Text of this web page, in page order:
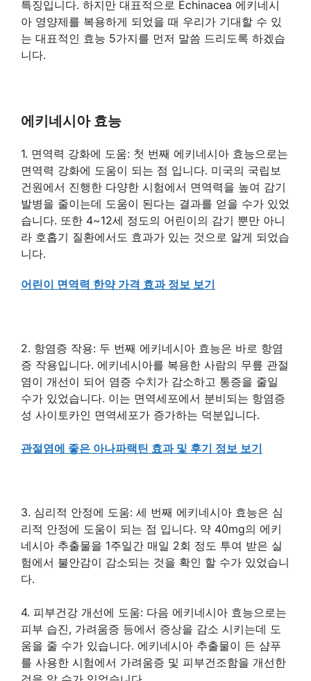
특징입니다. 하지만 대표적으로 Echinacea 에키네시
아 영양제를 복용하게 되었을 때 우리가 기대할 수 있
는 대표적인 효능 5가지를 먼저 말씀 드리도록 하겠습
니다.
에키네시아 효능
1. 면역력 강화에 도움: 첫 번째 에키네시아 효능으로는
면역력 강화에 도움이 되는 점 입니다. 미국의 국립보
건원에서 진행한 다양한 시험에서 면역력을 높여 감기
발병을 줄이는데 도움이 된다는 결과를 얻을 수가 있었
습니다. 또한 4~12세 정도의 어린이의 감기 뿐만 아니
라 호홉기 질환에서도 효과가 있는 것으로 알게 되었습
니다.
어린이 면역력 한약 가격 효과 정보 보기
2. 항염증 작용: 두 번째 에키네시아 효능은 바로 항염
증 작용입니다. 에키네시아를 복용한 사람의 무릎 관절
염이 개선이 되어 염증 수치가 감소하고 통증을 줄일
수가 있었습니다. 이는 면역세포에서 분비되는 항염증
성 사이토카인 면역세포가 증가하는 덕분입니다.
관절염에 좋은 아나파랙틴 효과 및 후기 정보 보기
3. 심리적 안정에 도움: 세 번째 에키네시아 효능은 심
리적 안정에 도움이 되는 점 입니다. 약 40mg의 에키
네시아 추출물을 1주일간 매일 2회 정도 투여 받은 실
험에서 불안감이 감소되는 것을 확인 할 수가 있었습니
다.
4. 피부건강 개선에 도움: 다음 에키네시아 효능으로는
피부 습진, 가려움증 등에서 증상을 감소 시키는데 도
움을 줄 수가 있습니다. 에키네시아 추출물이 든 샴푸
를 사용한 시험에서 가려움증 및 피부건조함을 개선한